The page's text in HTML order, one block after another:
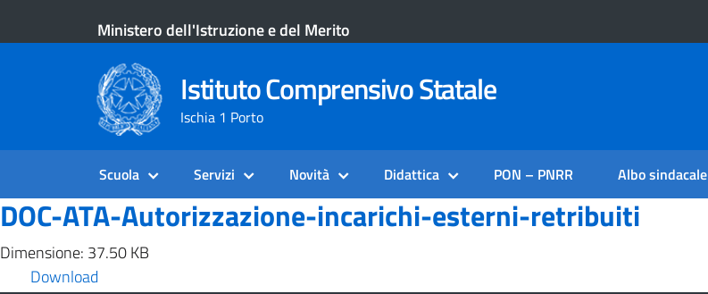
Ministero dell'Istruzione e del Merito
Istituto Comprensivo Statale
Ischia 1 Porto
Scuola Servizi Novità Didattica PON – PNRR Albo sindacale
DOC-ATA-Autorizzazione-incarichi-esterni-retribuiti
Dimensione: 37.50 KB
Download